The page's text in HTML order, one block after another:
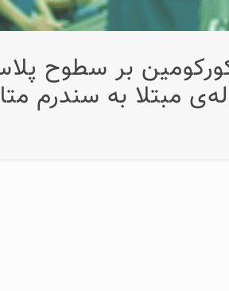
بر سطوح